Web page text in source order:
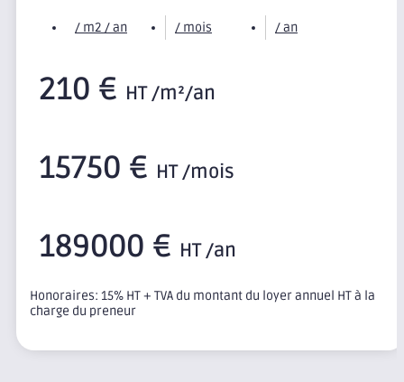
/ m2 / an / mois / an
210 € HT /m²/an
15750 € HT /mois
189000 € HT /an
Honoraires: 15% HT + TVA du montant du loyer annuel HT à la
charge du preneur